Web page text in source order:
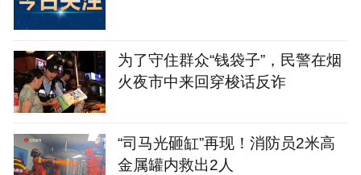
为了守住群众“钱袋子”，民警在烟
火夜市中来回穿梭话反诈
“司马光砸缸”再现！消防员2米高
金属罐内救出2人